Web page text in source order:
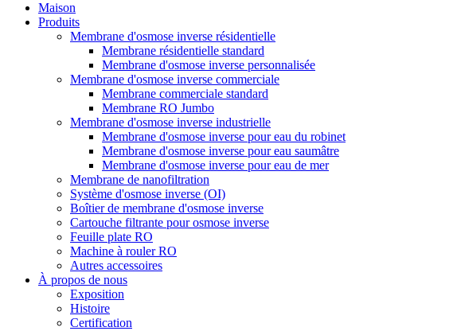
Maison
Produits
Membrane d'osmose inverse résidentielle
Membrane résidentielle standard
Membrane d'osmose inverse personnalisée
Membrane d'osmose inverse commerciale
Membrane commerciale standard
Membrane RO Jumbo
Membrane d'osmose inverse industrielle
Membrane d'osmose inverse pour eau du robinet
Membrane d'osmose inverse pour eau saumâtre
Membrane d'osmose inverse pour eau de mer
Membrane de nanofiltration
Système d'osmose inverse (OI)
Boîtier de membrane d'osmose inverse
Cartouche filtrante pour osmose inverse
Feuille plate RO
Machine à rouler RO
Autres accessoires
À propos de nous
Exposition
Histoire
Certification